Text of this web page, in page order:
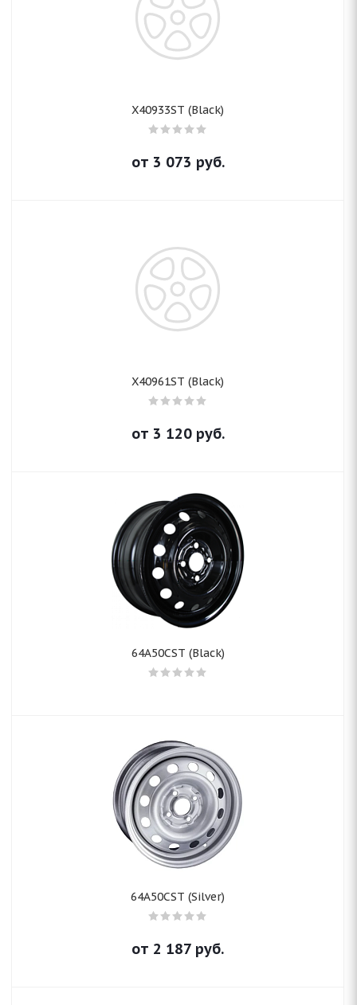
X40933ST (Black)
от 3 073 руб.
X40961ST (Black)
от 3 120руб.
64A50CST (Black)
64A50CST (Silver)
от 2 187 руб.